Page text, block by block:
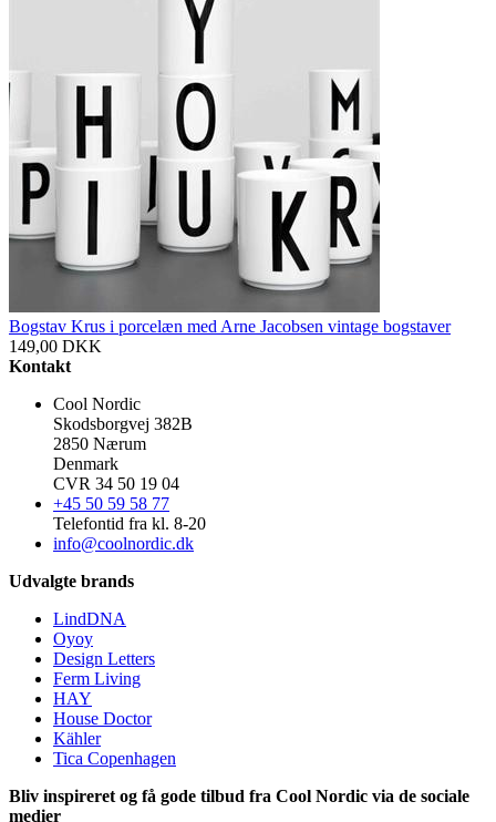
Bogstav Krus i porcelæn med Arne Jacobsen vintage bogstaver
149,00 DKK
Kontakt
Cool Nordic
Skodsborgvej 382B
2850 Nærum
Denmark
CVR 34 50 19 04
+45 50 59 58 77
Telefontid fra kl. 8-20
info@coolnordic.dk
Udvalgte brands
LindDNA
Oyoy
Design Letters
Ferm Living
HAY
House Doctor
Kähler
Tica Copenhagen
Bliv inspireret og få gode tilbud fra Cool Nordic via de sociale
medier